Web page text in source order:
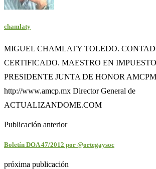
chamlaty
MIGUEL CHAMLATY TOLEDO.
CERTIFICADO. MAESTRO EN
PRESIDENTE JUNTA DE HONOR
http://www.amcp.mx Director General de
ACTUALIZANDOME.COM
Publicación anterior
Boletín DOA 47/2012 por @ortegaysoc
próxima publicación